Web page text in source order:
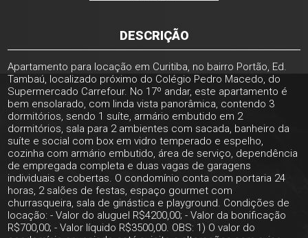
DESCRIÇÃO
Apartamento para locação em Curitiba, no bairro Portão, Ed.
Tambaú, localizado próximo do Colégio Pedro Macedo, do
Supermercado Carrefour. No 17º andar, este apartamento é
bem ensolarado, com linda vista panorâmica, contendo 3
dormitórios, sendo 1 suíte, armário embutido em 2
dormitórios, sala para 2 ambientes com sacada, banheiro da
suíte e social com box em vidro temperado e espelho,
cozinha com armário embutido, área de serviço, dependência
de empregada completa e duas vagas de garagens
individuais e cobertas. O condomínio conta com portaria 24
horas, 2 salões de festas, espaço gourmet com
churrasqueira, sala de ginástica e playground. Condições de
locação: - Valor do aluguel R$4200,00; - Valor da bonificação
R$700,00; - Valor líquido R$3500,00. OBS: 1) O valor do